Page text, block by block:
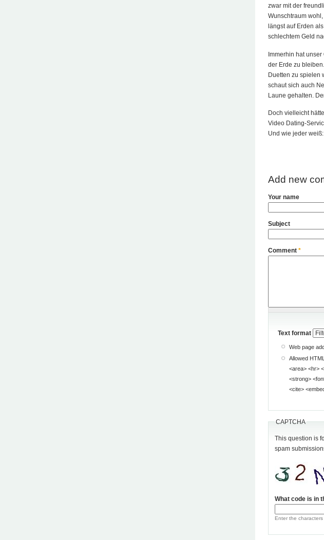
zwar mit der
Wunschtraum
längst auf Erden
schlechtem Geld
Immerhin hat unser
der Erde zu
Duetten zu spielen
schaut sich auch
Laune gehalten.
Doch vielleicht
Video Dating-
Und wie jeder
Add new
Your name
Subject
Comment *
Text format
Web page
Allowed HTML tags: <a> <p> <span> <div> <h1> <h2> <h3>
<area> <hr> <br> <br /> <ul> <ol> <li> <dl> <dt> <dd> <table> <tr> <td> <em> <b> <u> <i>
<strong> <font> <del> <ins> <sub> <sup> <quote> <blockquote> <pre> <address> <code>
<cite>
CAPTCHA
This question is
spam
What code is in
Enter the characters